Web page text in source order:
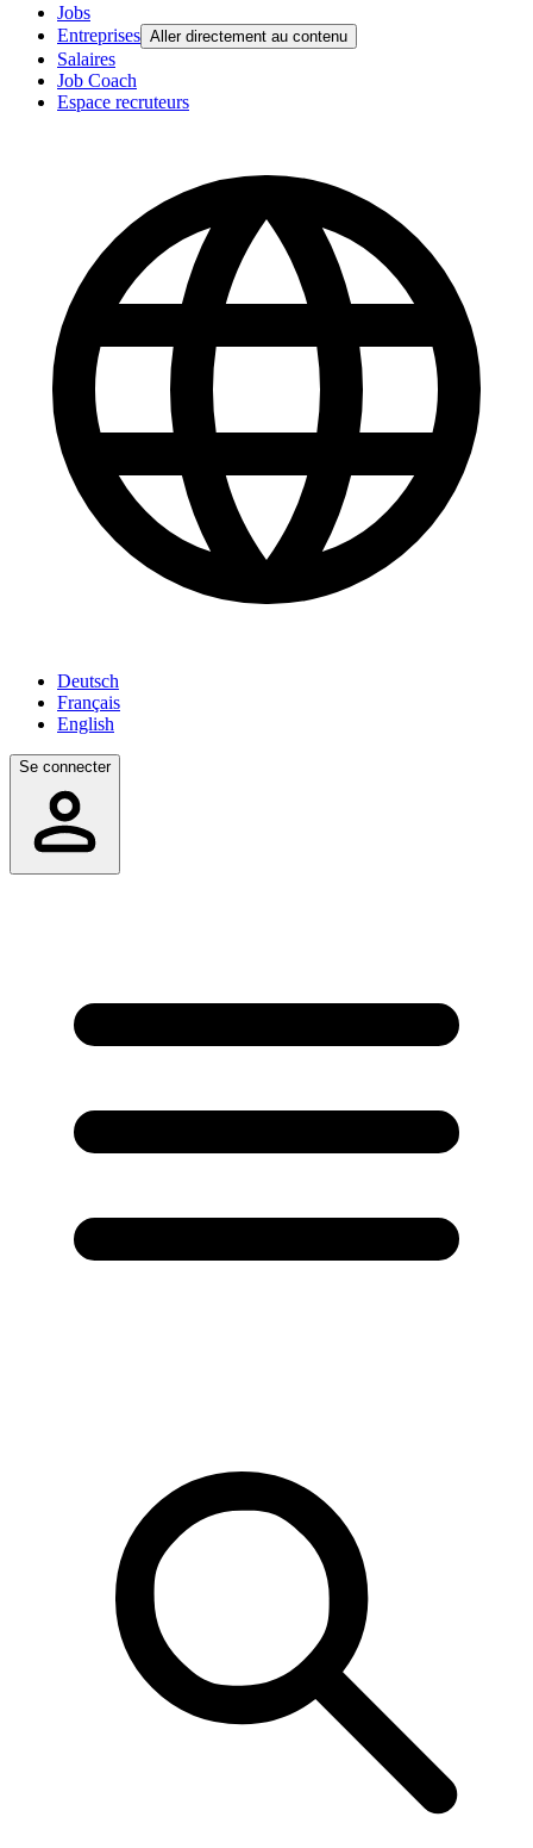
Jobs
Entreprises Aller directement au contenu
Salaires
Job Coach
Espace recruteurs
Deutsch
Français
English
Se connecter